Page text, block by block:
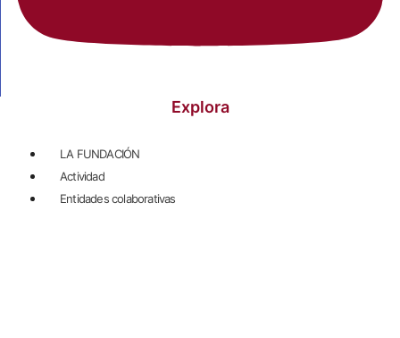
Explora
LA FUNDACIÓN
Actividad
Entidades colaborativas